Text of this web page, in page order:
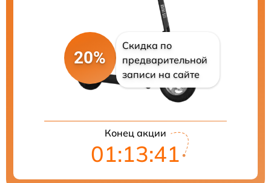
20%
Скидка по
предварительной
записи на сайте
Конец акции
01:13:40